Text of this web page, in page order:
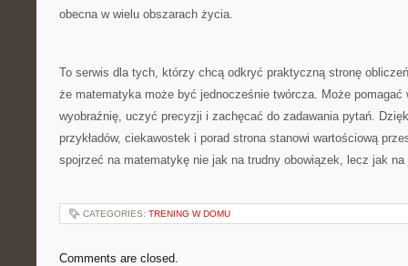
obecna w wielu obszarach życia.
To serwis dla tych, którzy chcą odkryć praktyczną stronę
że matematyka może być jednocześnie twórcza. Może pomagać
wyobraźnię, uczyć precyzji i zachęcać do zadawania pytań.
przykładów, ciekawostek i porad strona stanowi wartościową
spojrzeć na matematykę nie jak na trudny obowiązek, lecz jak
CATEGORIES: TRENING W DOMU
Comments are closed.